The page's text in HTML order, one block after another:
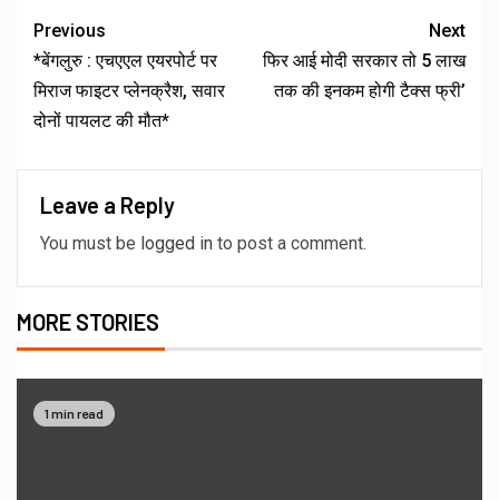
Previous
*बेंगलुरु : एचएएल एयरपोर्ट पर
मिराज फाइटर प्लेनक्रैश, सवार
दोनों पायलट की मौत*
Next
फिर आई मोदी सरकार तो 5 लाख
तक की इनकम होगी टैक्स फ्री’
Leave a Reply
You must be logged in to post a comment.
MORE STORIES
1 min read